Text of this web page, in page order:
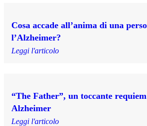
Cosa accade all’anima di una
l’Alzheimer?
Leggi l'articolo
“The Father”, un toccante
Alzheimer
Leggi l'articolo